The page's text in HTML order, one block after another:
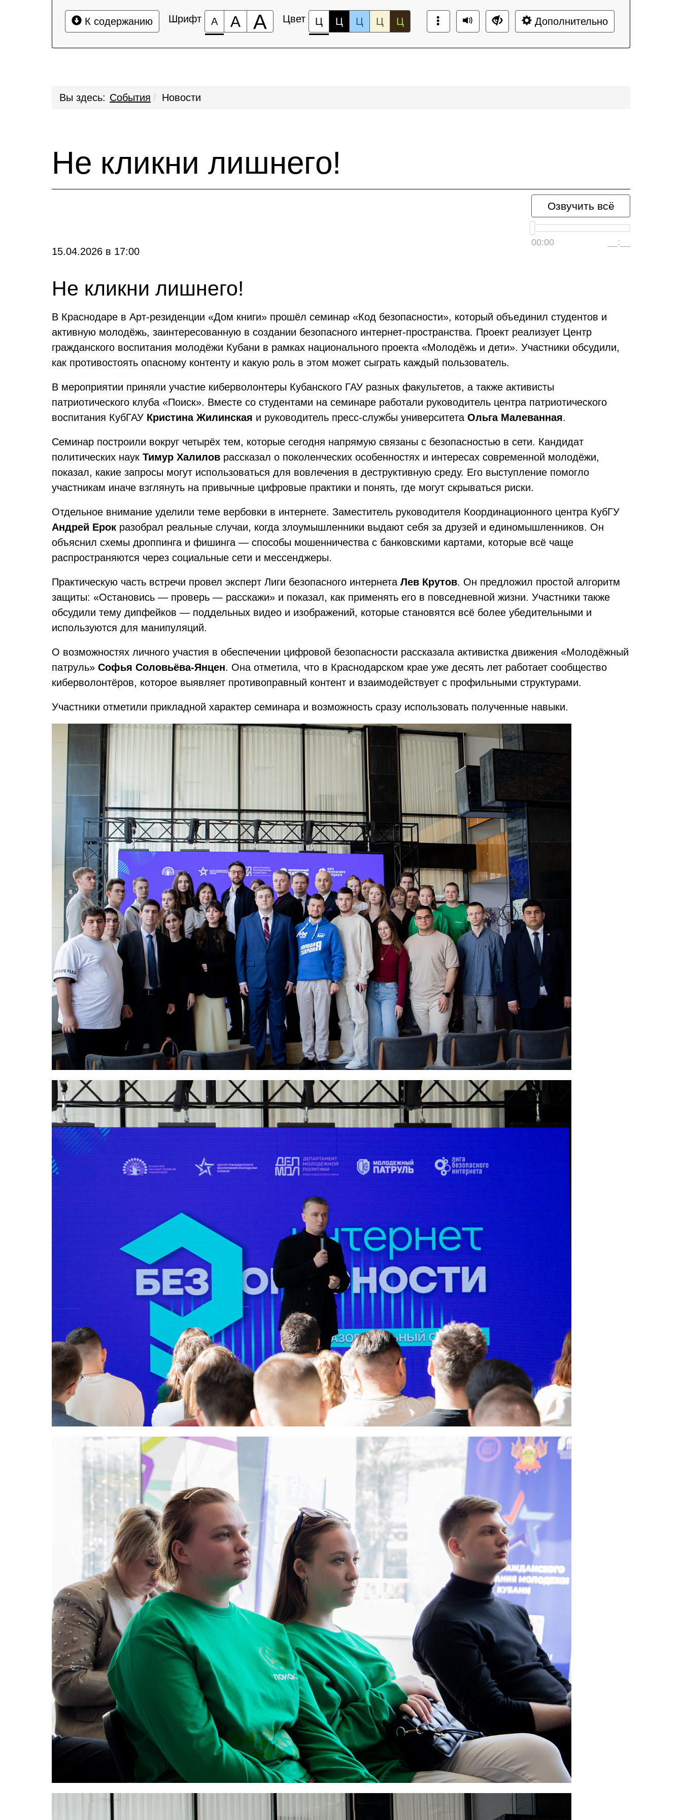
К содержанию Шрифт А А А Цвет Ц Ц Ц Ц Ц Дополнительно
Вы здесь: События Новости
Не кликни лишнего!
Озвучить всё
00:00 __:__
15.04.2026 в 17:00
Не кликни лишнего!
В Краснодаре в Арт-резиденции «Дом книги» прошёл семинар «Код безопасности», который объединил студентов и
активную молодёжь, заинтересованную в создании безопасного интернет-пространства. Проект реализует Центр
гражданского воспитания молодёжи Кубани в рамках национального проекта «Молодёжь и дети». Участники обсудили,
как противостоять опасному контенту и какую роль в этом может сыграть каждый пользователь.
В мероприятии приняли участие киберволонтеры Кубанского ГАУ разных факультетов, а также активисты
патриотического клуба «Поиск». Вместе со студентами на семинаре работали руководитель центра патриотического
воспитания КубГАУ Кристина Жилинская и руководитель пресс-службы университета Ольга Малеванная.
Семинар построили вокруг четырёх тем, которые сегодня напрямую связаны с безопасностью в сети. Кандидат
политических наук Тимур Халилов рассказал о поколенческих особенностях и интересах современной молодёжи,
показал, какие запросы могут использоваться для вовлечения в деструктивную среду. Его выступление помогло
участникам иначе взглянуть на привычные цифровые практики и понять, где могут скрываться риски.
Отдельное внимание уделили теме вербовки в интернете. Заместитель руководителя Координационного центра КубГУ
Андрей Ерок разобрал реальные случаи, когда злоумышленники выдают себя за друзей и единомышленников. Он
объяснил схемы дроппинга и фишинга — способы мошенничества с банковскими картами, которые всё чаще
распространяются через социальные сети и мессенджеры.
Практическую часть встречи провел эксперт Лиги безопасного интернета Лев Крутов. Он предложил простой алгоритм
защиты: «Остановись — проверь — расскажи» и показал, как применять его в повседневной жизни. Участники также
обсудили тему дипфейков — поддельных видео и изображений, которые становятся всё более убедительными и
используются для манипуляций.
О возможностях личного участия в обеспечении цифровой безопасности рассказала активистка движения «Молодёжный
патруль» Софья Соловьёва-Янцен. Она отметила, что в Краснодарском крае уже десять лет работает сообщество
киберволонтёров, которое выявляет противоправный контент и взаимодействует с профильными структурами.
Участники отметили прикладной характер семинара и возможность сразу использовать полученные навыки.